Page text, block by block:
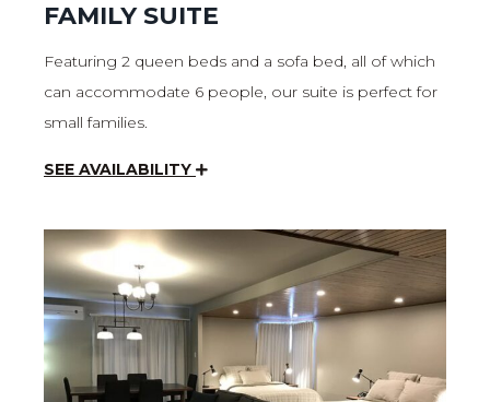
FAMILY SUITE
Featuring 2 queen beds and a sofa bed, all of which
can accommodate 6 people, our suite is perfect for
small families.
SEE AVAILABILITY